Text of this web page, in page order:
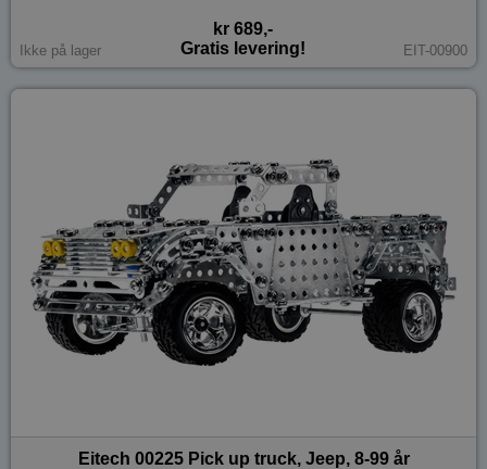
Ikke på lager
kr 689,-
Gratis levering!
EIT-00900
Eitech 00225 Pick up truck, Jeep, 8-99 år